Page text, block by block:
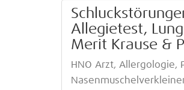
Allegietest,
Merit Krause &
HNO Arzt, Allergologie,